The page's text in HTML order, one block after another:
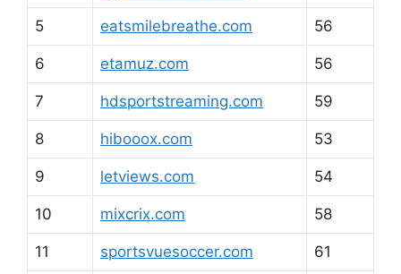
5 eatsmilebreathe.com 56
6 etamuz.com 56
7 hdsportstreaming.com 59
8 hibooox.com 53
9 letviews.com 54
10 mixcrix.com 58
11 sportsvuesoccer.com 61